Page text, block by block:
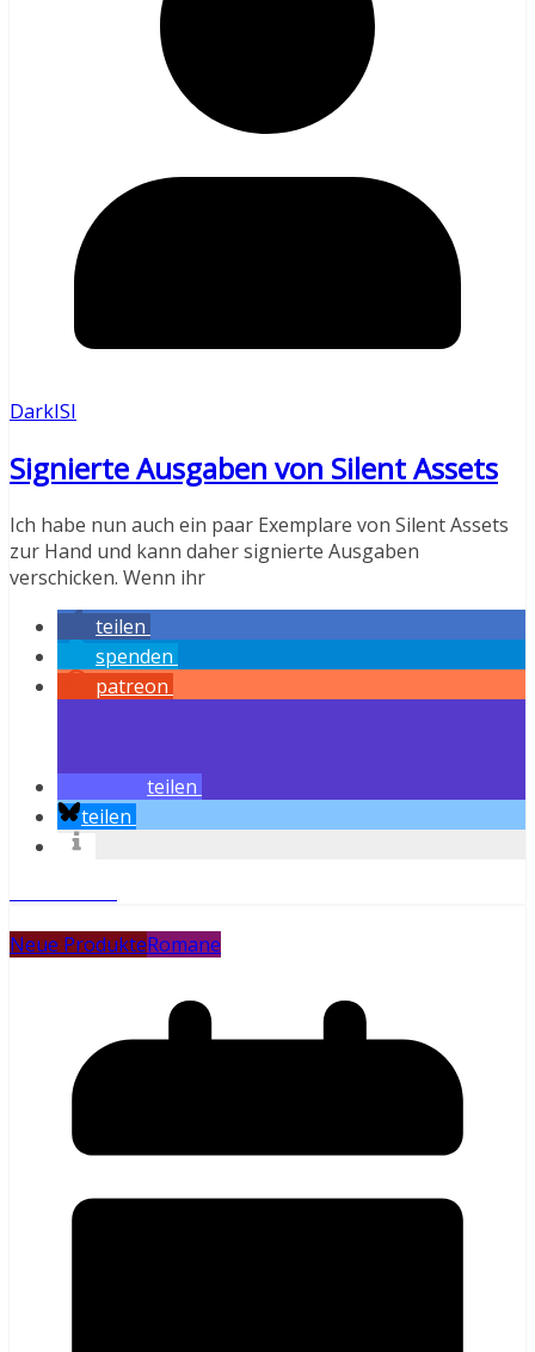
DarkISI
Signierte Ausgaben von Silent Assets
Ich habe nun auch ein paar Exemplare von Silent Assets
zur Hand und kann daher signierte Ausgaben
verschicken. Wenn ihr
teilen
spenden
patreon
teilen
teilen
Neue ProdukteRomane